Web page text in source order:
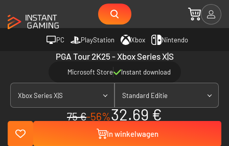
PC PlayStation Xbox Nintendo
PGA Tour 2K25 - Xbox Series X|S
Microsoft Store Instant download
Xbox Series X|S Standard Editie
75 €-56%32.69 €
In winkelwagen